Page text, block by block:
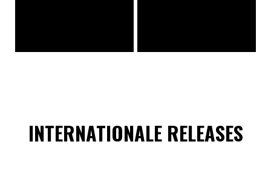
INTERNATIONALE RELEASES